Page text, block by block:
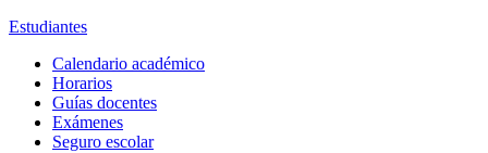
Estudiantes
Calendario académico
Horarios
Guías docentes
Exámenes
Seguro escolar